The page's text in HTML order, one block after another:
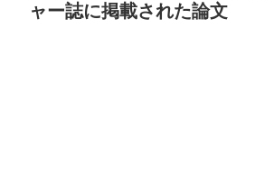
ャー誌に掲載された論文